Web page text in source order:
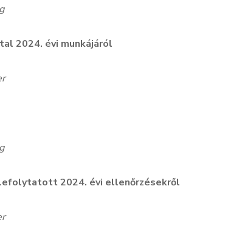
2024. évi munkájáról
2024. évi ellenőrzésekről